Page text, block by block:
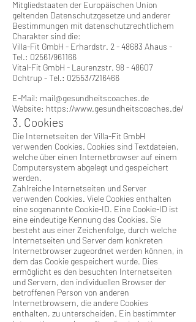
Mitgliedstaaten der Europäischen Union
geltenden Datenschutzgesetze und anderer
Bestimmungen mit datenschutzrechtlichem
Charakter sind die:
Villa-Fit GmbH - Erhardstr. 2 - 48683 Ahaus -
Tel.: 02561/961166
Vital-Fit GmbH - Laurenzstr. 98 - 48607
Ochtrup - Tel.: 02553/7216466
E-Mail: mail@gesundheitscoaches.de
Website: https://www.gesundheitscoaches.de/
3. Cookies
Die Internetseiten der Villa-Fit GmbH
verwenden Cookies. Cookies sind Textdateien,
welche über einen Internetbrowser auf einem
Computersystem abgelegt und gespeichert
werden.
Zahlreiche Internetseiten und Server
verwenden Cookies. Viele Cookies enthalten
eine sogenannte Cookie-ID. Eine Cookie-ID ist
eine eindeutige Kennung des Cookies. Sie
besteht aus einer Zeichenfolge, durch welche
Internetseiten und Server dem konkreten
Internetbrowser zugeordnet werden können, in
dem das Cookie gespeichert wurde. Dies
ermöglicht es den besuchten Internetseiten
und Servern, den individuellen Browser der
betroffenen Person von anderen
Internetbrowsern, die andere Cookies
enthalten, zu unterscheiden. Ein bestimmter